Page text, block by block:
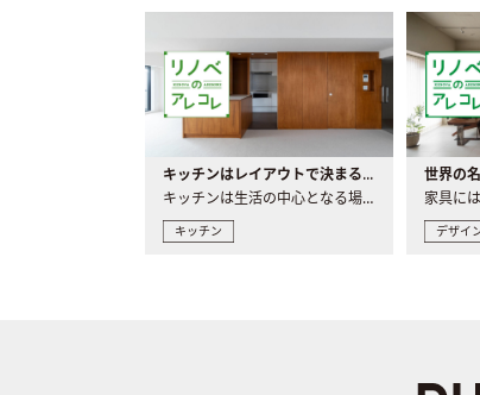
キッチンはレイアウトで決まる。後悔しないための考え方と選び方
キッチンは生活の中心となる場所だからこそ、家の中のどこに置..
キッチン デザイ